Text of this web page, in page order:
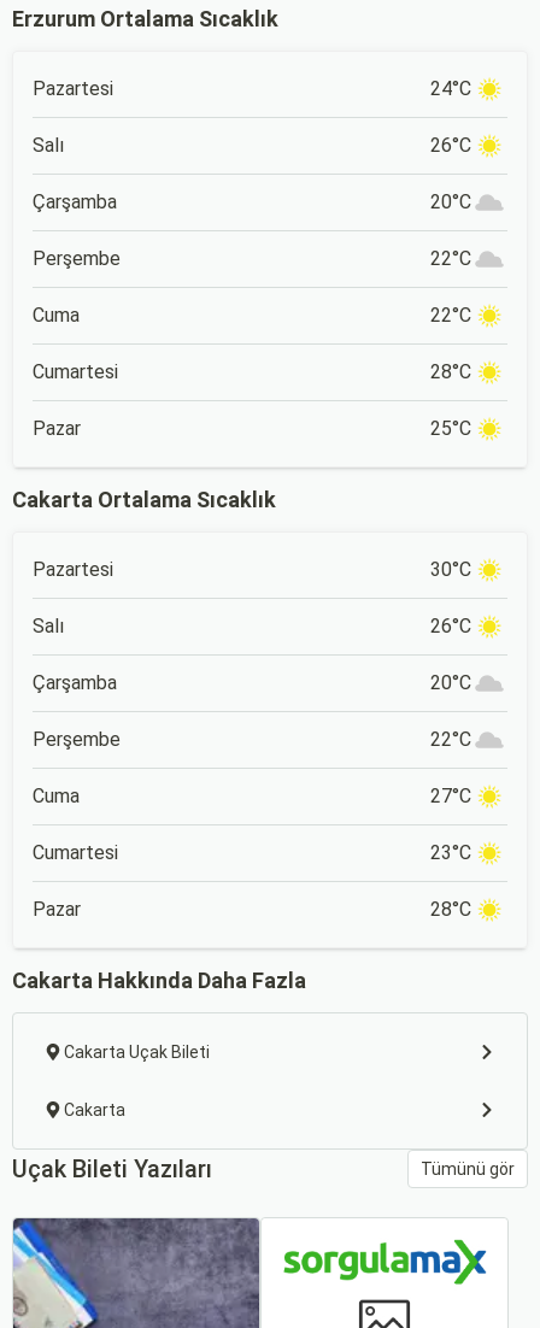
Erzurum Ortalama Sıcaklık
Pazartesi 24°C
Salı 26°C
Çarşamba 20°C
Perşembe 22°C
Cuma 22°C
Cumartesi 28°C
Pazar 25°C
Cakarta Ortalama Sıcaklık
Pazartesi 30°C
Salı 26°C
Çarşamba 20°C
Perşembe 22°C
Cuma 27°C
Cumartesi 23°C
Pazar 28°C
Cakarta Hakkında Daha Fazla
Cakarta Uçak Bileti
Cakarta
Uçak Bileti Yazıları Tümünü gör